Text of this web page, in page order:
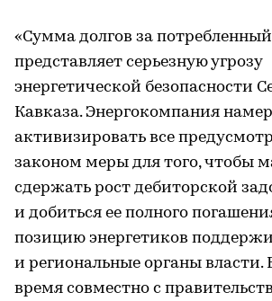
«Сумма долгов за потребленный
представляет серьезную угрозу
энергетической безопасности
Кавказа. Энергокомпания
активизировать все
законом меры для того, чтобы
сдержать рост дебиторской
и добиться ее полного
позицию энергетиков
и региональные органы власти.
время совместно с